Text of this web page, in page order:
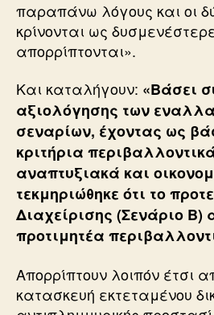
παραπάνω λόγους και οι
κρίνονται ως
απορρίπτονται».
Και καταλήγουν: «Βάσει
αξιολόγησης των
σεναρίων, έχοντας ως
κριτήρια
αναπτυξιακά και
τεκμηριώθηκε ότι το
Διαχείρισης (Σενάριο Β)
προτιμητέα
Απορρίπτουν λοιπόν έτσι
κατασκευή εκτεταμένου